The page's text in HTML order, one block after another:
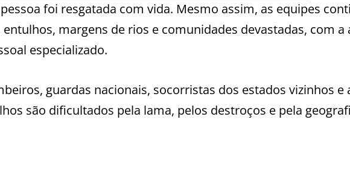
foi resgatada com vida. Mesmo assim, as equipes
margens de rios e comunidades devastadas, com a
especializado.
guardas nacionais, socorristas dos estados vizinhos e
são dificultados pela lama, pelos destroços e pela